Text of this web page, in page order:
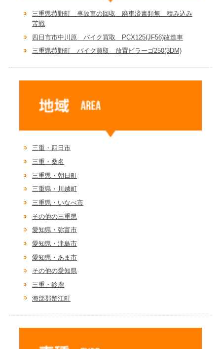
三重県菰野町 事故車の回収 廃車済書類無 積み込み
苦戦
四日市市中川原 バイク買取 PCX125(JF56)改造車
三重県菰野町 バイク買取 放置ビラーゴ250(3DM)
三重・四日市
三重・桑名
三重県・朝日町
三重県・川越町
三重県・いなべ市
その他の三重県
愛知県・弥富市
愛知県・津島市
愛知県・あま市
その他の愛知県
三重・鈴鹿
海部郡蟹江町